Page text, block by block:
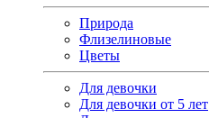
Природа
Флизелиновые
Цветы
Для девочки
Для девочки от 5 лет